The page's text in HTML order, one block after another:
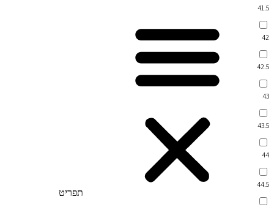
41.5
42
42.5
43
43.5
44
44.5
תפריט